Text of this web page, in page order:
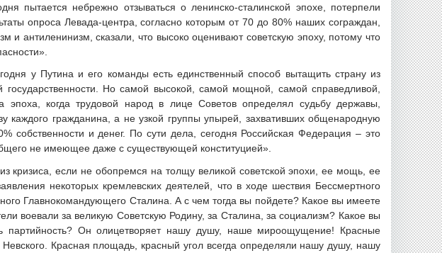
пытается небрежно отзываться о ленинско-сталинской эпохе, потерпели
опроса Левада-центра, согласно которым от 70 до 80% наших сограждан,
антиленинизм, сказали, что высоко оценивают советскую эпоху, потому что
у Путина и его команды есть единственный способ вытащить страну из
Но самой высокой, самой мощной, самой справедливой,
эпоха, когда трудовой народ в лице Советов определял судьбу державы,
каждого гражданина, а не узкой группы упырей, захвативших общенародную
собственности и денег. По сути дела, сегодня Российская Федерация – это
не имеющее даже с существующей конституцией».
если не обопремся на толщу великой советской эпохи, ее мощь, ее
некоторых кремлевских деятелей, что в ходе шествия Бессмертного
Главнокомандующего Сталина. А с чем тогда вы пойдете? Какое вы имеете
воевали за великую Советскую Родину, за Сталина, за социализм? Какое вы
партийность? Он олицетворяет нашу душу, наше мироощущение! Красные
Красная площадь, красный угол всегда определяли нашу душу, нашу